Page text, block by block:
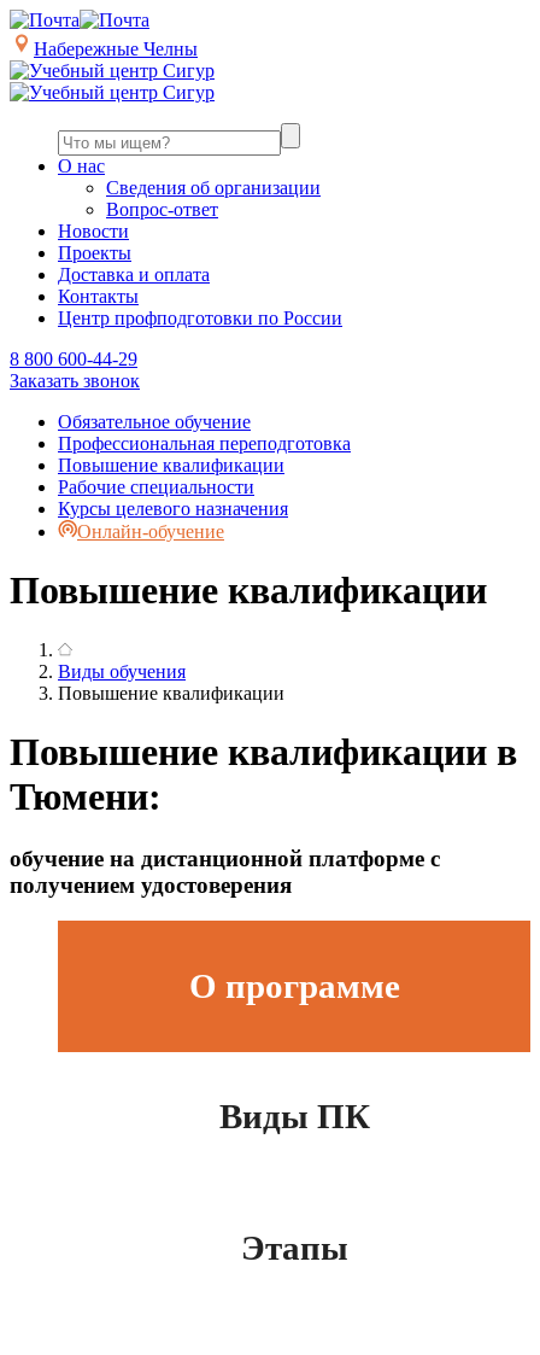
Набережные Челны
О нас
Сведения об организации
Вопрос-ответ
Новости
Проекты
Доставка и оплата
Контакты
Центр профподготовки по России
8 800 600-44-29
Заказать звонок
Обязательное обучение
Профессиональная переподготовка
Повышение квалификации
Рабочие специальности
Курсы целевого назначения
Онлайн-обучение
Повышение квалификации
Виды обучения
Повышение квалификации
Повышение квалификации в
Тюмени:
обучение на дистанционной платформе с
получением удостоверения
О программе
Виды ПК
Этапы